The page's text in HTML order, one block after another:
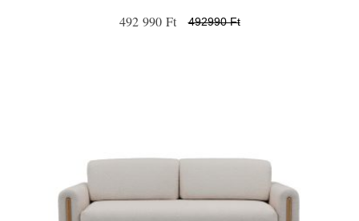
492 990 Ft 492990 Ft